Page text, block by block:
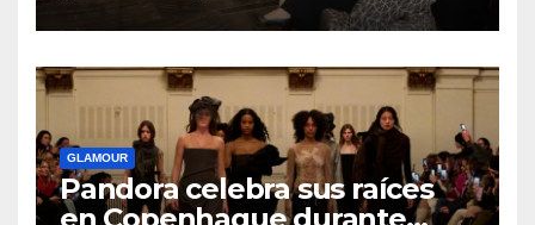
mujeres a construir su
independencia financiera
GLAMOUR
Pandora celebra sus raíces